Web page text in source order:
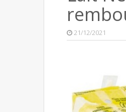
21/12/2021